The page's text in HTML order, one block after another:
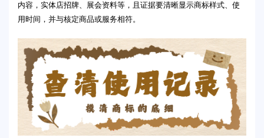
内容，实体店招牌、展会资料等，且证据要清晰显示商标样式、使
用时间，并与核定商品或服务相符。